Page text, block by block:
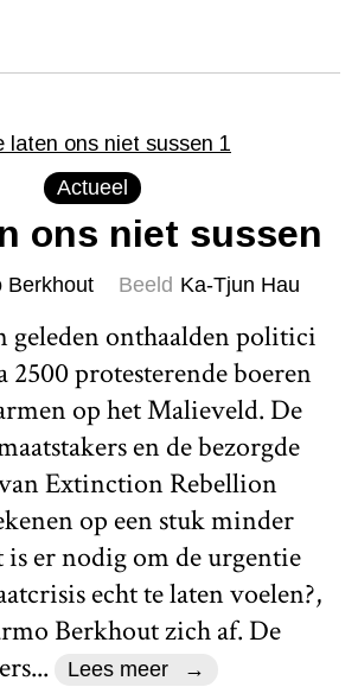
Actueel
ons niet sussen
Berkhout Beeld Ka-Tjun Hau
geleden onthaalden politici
2500 protesterende boeren
op het Malieveld. De
en de bezorgde
Extinction Rebellion
op een stuk minder
is er nodig om de urgentie
echt te laten voelen?,
Berkhout zich af. De
Lees meer